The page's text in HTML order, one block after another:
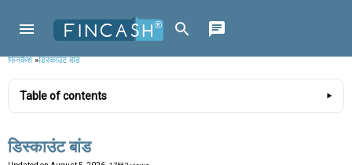
फिनकैश»डिस्काउंट बांड
Table of contents
डिस्काउंट बांड